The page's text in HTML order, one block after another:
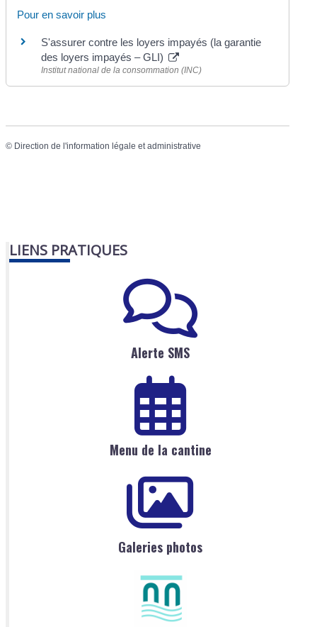
Pour en savoir plus
S'assurer contre les loyers impayés (la garantie
des loyers impayés – GLI)
Institut national de la consommation (INC)
© Direction de l'information légale et administrative
LIENS PRATIQUES
Alerte SMS
Menu de la cantine
Galeries photos